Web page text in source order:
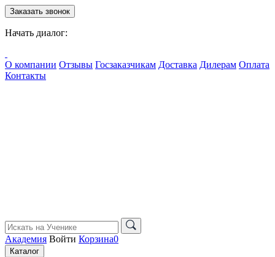
Заказать звонок
Начать диалог:
О компании Отзывы Госзаказчикам Доставка Дилерам Оплата
Контакты
Академия Войти Корзина0
Каталог